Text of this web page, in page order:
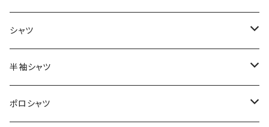
～44/S
46/M
48/L
シャツ
～44/S
46/M
半袖シャツ
～44/S
ポロシャツ